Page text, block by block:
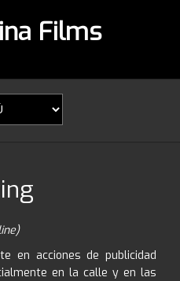
Films
en acciones de publicidad
en la calle y en las